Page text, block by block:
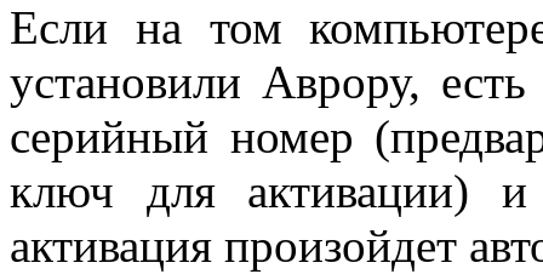
Если на том
установили Аврору,
серийный номер
ключ для активации)
активация произойдет